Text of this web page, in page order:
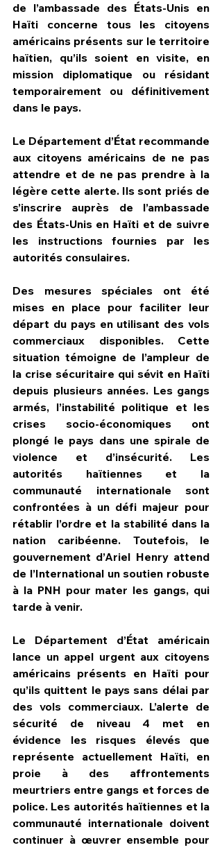
de l’ambassade des États-Unis en
Haïti concerne tous les citoyens
américains présents sur le territoire
haïtien, qu’ils soient en visite, en
mission diplomatique ou résidant
temporairement ou définitivement
dans le pays.
Le Département d’État recommande
aux citoyens américains de ne pas
attendre et de ne pas prendre à la
légère cette alerte. Ils sont priés de
s’inscrire auprès de l’ambassade
des États-Unis en Haïti et de suivre
les instructions fournies par les
autorités consulaires.
Des mesures spéciales ont été
mises en place pour faciliter leur
départ du pays en utilisant des vols
commerciaux disponibles. Cette
situation témoigne de l’ampleur de
la crise sécuritaire qui sévit en Haïti
depuis plusieurs années. Les gangs
armés, l’instabilité politique et les
crises socio-économiques ont
plongé le pays dans une spirale de
violence et d’insécurité. Les
autorités haïtiennes et la
communauté internationale sont
confrontées à un défi majeur pour
rétablir l’ordre et la stabilité dans la
nation caribéenne. Toutefois, le
gouvernement d’Ariel Henry attend
de l’International un soutien robuste
à la PNH pour mater les gangs, qui
tarde à venir.
Le Département d’État américain
lance un appel urgent aux citoyens
américains présents en Haïti pour
qu’ils quittent le pays sans délai par
des vols commerciaux. L’alerte de
sécurité de niveau 4 met en
évidence les risques élevés que
représente actuellement Haïti, en
proie à des affrontements
meurtriers entre gangs et forces de
police. Les autorités haïtiennes et la
communauté internationale doivent
continuer à œuvrer ensemble pour